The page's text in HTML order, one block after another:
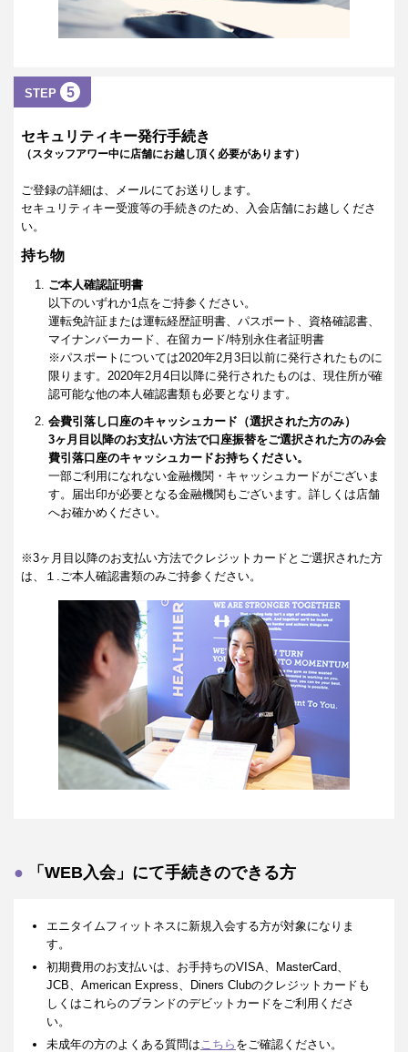
STEP 5
セキュリティキー発行手続き
（スタッフアワー中に店舗にお越し頂く必要があります）
ご登録の詳細は、メールにてお送りします。
セキュリティキー受渡等の手続きのため、入会店舗にお越しくださ
い。
持ち物
ご本人確認証明書
以下のいずれか1点をご持参ください。
運転免許証または運転経歴証明書、パスポート、資格確認書、
マイナンバーカード、在留カード/特別永住者証明書
※パスポートについては2020年2月3日以前に発行されたものに
限ります。2020年2月4日以降に発行されたものは、現住所が確
認可能な他の本人確認書類も必要となります。
会費引落し口座のキャッシュカード（選択された方のみ）
3ヶ月目以降のお支払い方法で口座振替をご選択された方のみ会
費引落口座のキャッシュカードお持ちください。
一部ご利用になれない金融機関・キャッシュカードがございま
す。届出印が必要となる金融機関もございます。詳しくは店舗
へお確かめください。
※3ヶ月目以降のお支払い方法でクレジットカードとご選択された方
は、１.ご本人確認書類のみご持参ください。
「WEB入会」にて手続きのできる方
エニタイムフィットネスに新規入会する方が対象になりま
す。
初期費用のお支払いは、お手持ちのVISA、MasterCard、
JCB、American Express、Diners Clubのクレジットカードも
しくはこれらのブランドのデビットカードをご利用くださ
い。
未成年の方のよくある質問はこちら をご確認ください。